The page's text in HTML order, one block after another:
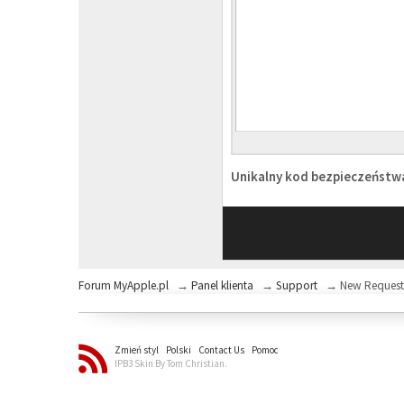
Unikalny kod
Forum MyApple.pl → Panel klienta → Support → New Request
Zmień styl Polski Contact Us
Pomoc
IPB3 Skin By Tom Christian.